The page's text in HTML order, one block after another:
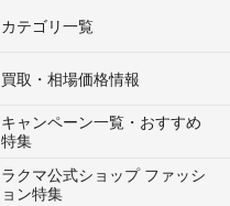
カテゴリ一覧
買取・相場価格情報
キャンペーン一覧・おすすめ
特集
ラクマ公式ショップ ファッシ
ョン特集